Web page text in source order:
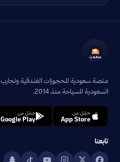
منصة سعودية للحجوزات الفندقية
السعودية للسياحة منذ 2014.
حمّل من
App Store
حمّل من
Google Play
تابعنا